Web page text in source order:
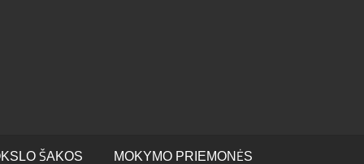
ŠAKOS MOKYMO PRIEMONĖS